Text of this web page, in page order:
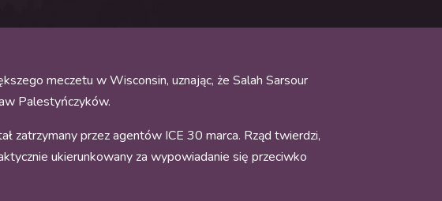
meczetu w Wisconsin, uznając, że Salah Sarsour
Palestyńczyków.
zatrzymany przez agentów ICE 30 marca. Rząd twierdzi,
ukierunkowany za wypowiadanie się przeciwko